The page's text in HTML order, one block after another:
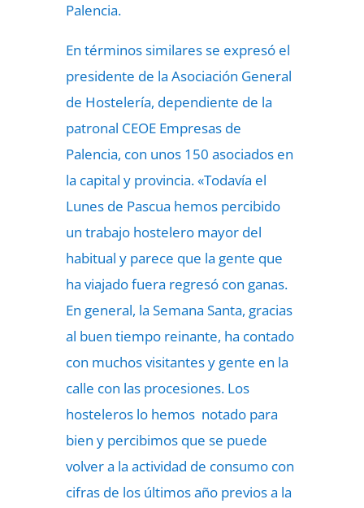
Palencia.
En términos similares se expresó el
presidente de la Asociación General
de Hostelería, dependiente de la
patronal CEOE Empresas de
Palencia, con unos 150 asociados en
la capital y provincia. «Todavía el
Lunes de Pascua hemos percibido
un trabajo hostelero mayor del
habitual y parece que la gente que
ha viajado fuera regresó con ganas.
En general, la Semana Santa, gracias
al buen tiempo reinante, ha contado
con muchos visitantes y gente en la
calle con las procesiones. Los
hosteleros lo hemos notado para
bien y percibimos que se puede
volver a la actividad de consumo con
cifras de los últimos año previos a la